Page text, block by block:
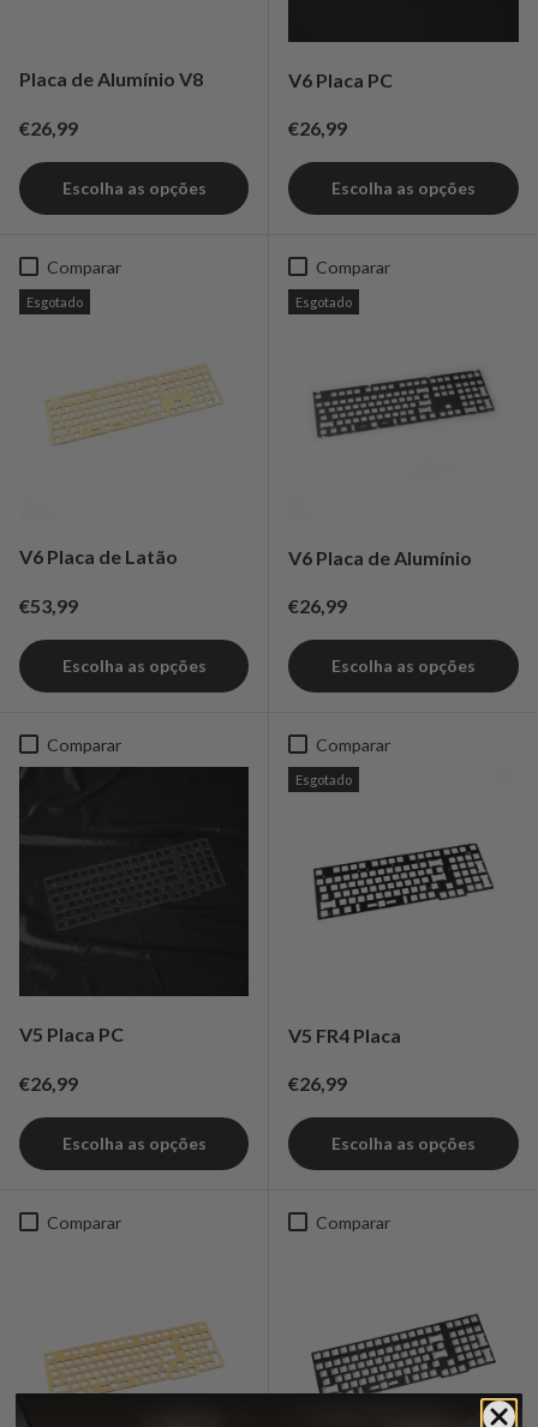
Placa de Alumínio V8
Preço normal
€26,99
Escolha as opções
V6 Placa PC
Preço normal
€26,99
Escolha as opções
Comparar
Esgotado
V6 Placa de Latão
Preço normal
€53,99
Escolha as opções
Comparar
Esgotado
V6 Placa de Alumínio
Preço normal
€26,99
Escolha as opções
Comparar
V5 Placa PC
Preço normal
€26,99
Escolha as opções
Comparar
Esgotado
V5 FR4 Placa
Preço normal
€26,99
Escolha as opções
Comparar Comparar